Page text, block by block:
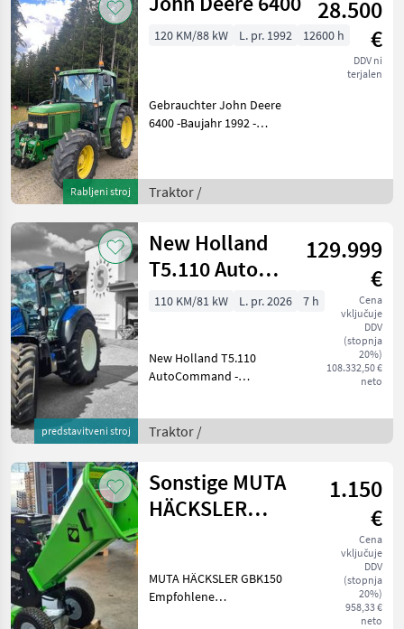
Rabljeni stroj
28.500
€
DDV ni
terjalen
120 KM/88 kW L. pr. 1992 12600 h
Gebrauchter John Deere
6400 -Baujahr 1992 -
-Fronthydraulik -7
Steuergeräte insgesamt
Traktor /
predstavitveni stroj
New Holland
T5.110 Auto
Command
129.999
€
Cena
vključuje
DDV
(stopnja
20%)
108.332,50 €
neto
110 KM/81 kW L. pr. 2026 7 h
New Holland T5.110
AutoCommand -
sich leicht verändern -
Stufenloses
mit Powershuttle -40 km/h
-Mo
Traktor /
Sonstige MUTA
HÄCKSLER
1.150
€
Cena
vključuje
DDV
(stopnja
20%)
958,33 €
neto
MUTA HÄCKSLER GBK150
Empfohlene